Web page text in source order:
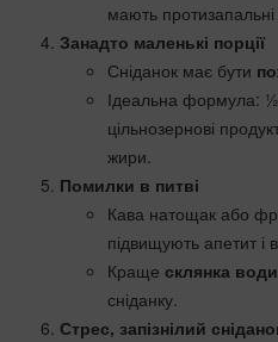
мають протизапальні
Занадто маленькі порції
Сніданок має бути
Ідеальна формула: ½
цільнозернові
жири.
Помилки в питві
Кава натощак або
підвищують апетит і
Краще склянка
сніданку.
Стрес, запізнілий